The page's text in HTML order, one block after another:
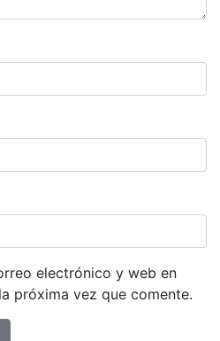
electrónico y web en
próxima vez que comente.